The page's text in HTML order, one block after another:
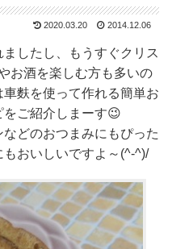
2020.03.20 2014.12.06
したし、もうすぐクリス
お酒を楽しむ方も多いの
麩を使って作れる簡単お
ご紹介しまーす😉
どのおつまみにもぴった
おいしいですよ～(^-^)/